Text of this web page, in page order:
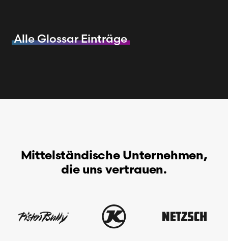
Alle Glossar Einträge
Mittelständische Unternehmen,
die uns vertrauen.